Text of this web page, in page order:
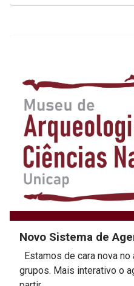
Novo Sistema de
grupos. Mais interativo o